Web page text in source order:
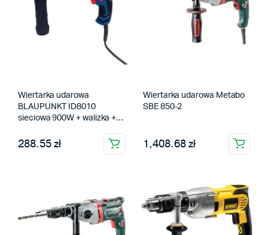
Wiertarka udarowa
BLAUPUNKT ID8010
sieciowa 900W + walizka +
288.55 zł
Wiertarka udarowa Metabo
SBE 850-2
1,408.68 zł